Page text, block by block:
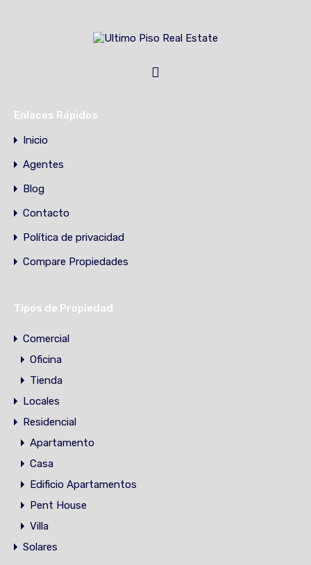
Enlaces Rápidos
Inicio
Agentes
Blog
Contacto
Política de privacidad
Compare Propiedades
Tipos de Propiedad
Comercial
Oficina
Tienda
Locales
Residencial
Apartamento
Casa
Edificio Apartamentos
Pent House
Villa
Solares